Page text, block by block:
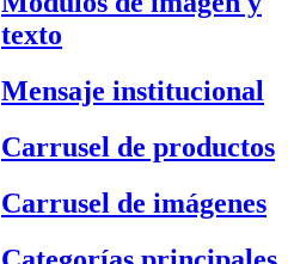
texto
Mensaje institucional
Carrusel de productos
Carrusel de imágenes